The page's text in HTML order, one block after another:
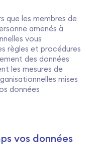
que les membres de
amenés à
vous
règles et procédures
des données
les mesures de
mises
données
vos données